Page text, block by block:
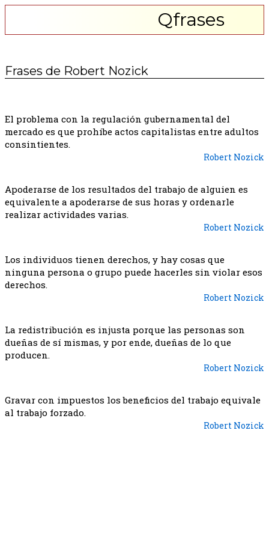
Qfrases
Frases de Robert Nozick
El problema con la regulación gubernamental del
mercado es que prohíbe actos capitalistas entre adultos
consintientes.
Robert Nozick
Apoderarse de los resultados del trabajo de alguien es
equivalente a apoderarse de sus horas y ordenarle
realizar actividades varias.
Robert Nozick
Los individuos tienen derechos, y hay cosas que
ninguna persona o grupo puede hacerles sin violar esos
derechos.
Robert Nozick
La redistribución es injusta porque las personas son
dueñas de sí mismas, y por ende, dueñas de lo que
producen.
Robert Nozick
Gravar con impuestos los beneficios del trabajo equivale
al trabajo forzado.
Robert Nozick